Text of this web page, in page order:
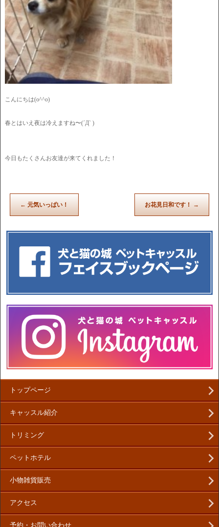
こんにちは(o^^o)
春とはいえ夜は冷えますね〜(´Д` )
今日もたくさんお友達が来てくれました！
← 元気いっぱい！ お花見日和です！ →
トップページ
キャッスル紹介
トリミング
ペットホテル
小物雑貨販売
アクセス
予約・お問い合わせ